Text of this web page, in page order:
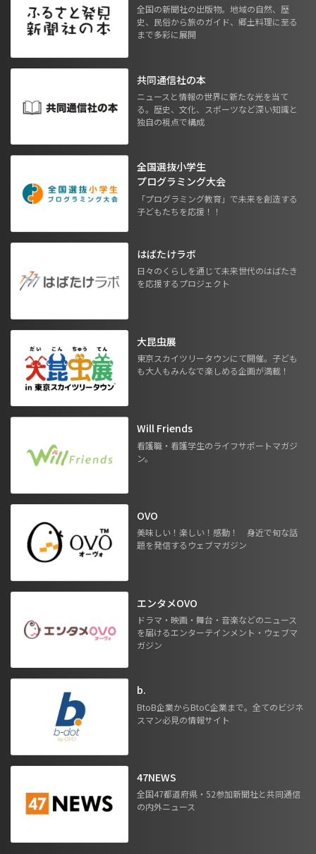
全国の新聞社の出版物。地域の自然、歴
史、民俗から旅のガイド、郷土料理に至る
まで多彩に展開
共同通信社の本
ニュースと情報の世界に新たな光を当て
る。歴史、文化、スポーツなど深い知識と
独自の視点で構成
全国選抜小学生
プログラミング大会
「プログラミング教育」で未来を創造する
子どもたちを応援！！
はばたけラボ
日々のくらしを通じて未来世代のはばたき
を応援するプロジェクト
大昆虫展
東京スカイツリータウンにて開催。子ども
も大人もみんなで楽しめる企画が満載！
Will Friends
看護職・看護学生のライフサポートマガジ
ン。
OVO
美味しい！楽しい！感動！ 身近で旬な話
題を発信するウェブマガジン
エンタメOVO
ドラマ・映画・舞台・音楽などのニュース
を届けるエンターテインメント・ウェブマ
ガジン
b.
BtoB企業からBtoC企業まで。全てのビジネ
スマン必見の情報サイト
47NEWS
全国47都道府県・52参加新聞社と共同通信
の内外ニュース